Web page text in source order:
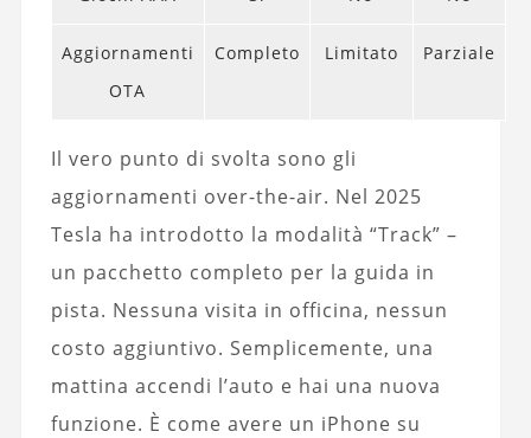
Aggiornamenti
OTA
Completo Limitato Parziale
Il vero punto di svolta sono gli
aggiornamenti over-the-air. Nel 2025
Tesla ha introdotto la modalità “Track” –
un pacchetto completo per la guida in
pista. Nessuna visita in officina, nessun
costo aggiuntivo. Semplicemente, una
mattina accendi l’auto e hai una nuova
funzione. È come avere un iPhone su